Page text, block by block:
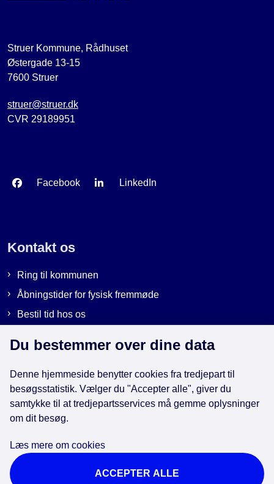
Struer Kommune, Rådhuset
Østergade 13-15
7600 Struer
struer@struer.dk
CVR 29189951
Facebook LinkedIn
Kontakt os
Ring til kommunen
Åbningstider for fysisk fremmøde
Bestil tid hos os
Genveje
EAN-numre i kommunen
Cookies
Tilgængelighedserklæring
Du bestemmer over dine data
Denne hjemmeside benytter cookies fra tredjepart til
besøgsstatistik. Vælger du "Accepter alle", giver du
samtykke til at tredjepartsservices må gemme oplysninger
om dit besøg.
Læs mere om cookies
ACCEPTER ALLE